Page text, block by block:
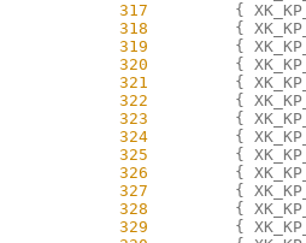
    317
    318
    319
    320
    321
    322
    323
    324
    325
    326
    327
    328
    329